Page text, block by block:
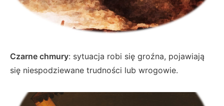
Czarne chmury: sytuacja robi się groźna, pojawiają
się niespodziewane trudności lub wrogowie.